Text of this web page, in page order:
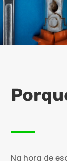
Na hora de